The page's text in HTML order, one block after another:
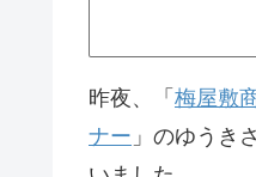
昨夜、「 梅屋敷
ナー 」のゆうき